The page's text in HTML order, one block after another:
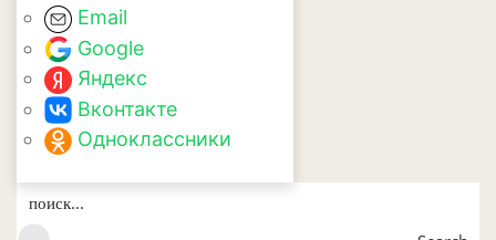
Email
Google
Яндекс
Вконтакте
Одноклассники